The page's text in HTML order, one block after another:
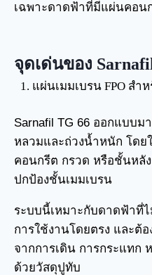
เฉพาะดาดฟ้าที่มีแผ่นคอ
จุดเด่นของ
แผ่นเมมเบรน FPO ส
Sarnafil TG 66 ออกแบบ
หลวมและถ่วงน้ำหนัก โด
คอนกรีต กรวด หรือชั้นหลั
ปกป้องชั้นเมมเบรน
ระบบนี้เหมาะกับดาดฟ้าที่
การใช้งานโดยตรง และต้
จากการเดิน การกระแทก
ด้วยวัสดุปูทับ